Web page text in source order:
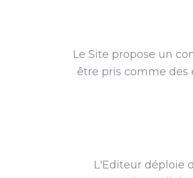
Le Site propose un
être pris comme des
L'Editeur déploie